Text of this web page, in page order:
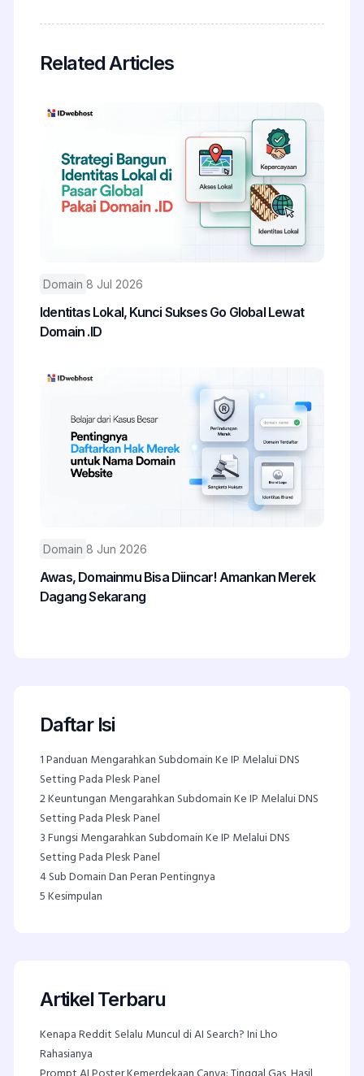
Related Articles
Domain 8 Jul 2026
Identitas Lokal, Kunci Sukses Go Global Lewat
Domain .ID
Domain 8 Jun 2026
Awas, Domainmu Bisa Diincar! Amankan Merek
Dagang Sekarang
Daftar Isi
1Panduan Mengarahkan Subdomain Ke IP Melalui DNS
Setting Pada Plesk Panel
2Keuntungan Mengarahkan Subdomain Ke IP Melalui DNS
Setting Pada Plesk Panel
3Fungsi Mengarahkan Subdomain Ke IP Melalui DNS
Setting Pada Plesk Panel
4Sub Domain Dan Peran Pentingnya
5Kesimpulan
Artikel Terbaru
Kenapa Reddit Selalu Muncul di AI Search? Ini Lho
Rahasianya